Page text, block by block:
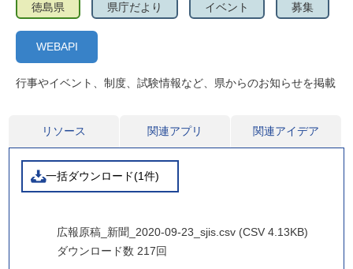
徳島県 県庁だより イベント 募集
WEBAPI
行事やイベント、制度、試験情報など、県からのお知らせを掲載
リソース 関連アプリ 関連アイデア
一括ダウンロード(1件)
広報原稿_新聞_2020-09-23_sjis.csv (CSV 4.13KB)
ダウンロード数 217回